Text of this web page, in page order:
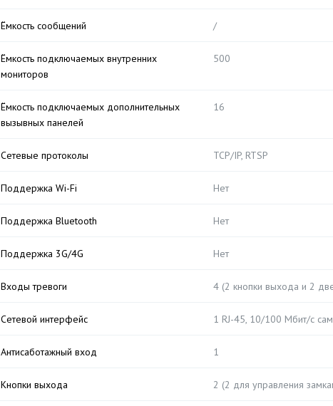
Ёмкость сообщений /
Ёмкость подключаемых внутренних
мониторов
500
Ёмкость подключаемых дополнительных
вызывных панелей
16
Сетевые протоколы TCP/IP, RTSP
Поддержка Wi-Fi Нет
Поддержка Bluetooth Нет
Поддержка 3G/4G Нет
Входы тревоги 4 (2 кнопки выхода и 2
Сетевой интерфейс 1 RJ-45, 10/100 Мбит/с
Антисаботажный вход 1
Кнопки выхода 2 (2 для управления